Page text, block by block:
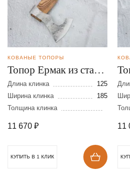
КОВАНЫЕ ТОПОРЫ
Топор Ермак из стали
9ХС
Длина клинка
125
Ширина клинка
185
Толщина клинка
11 670 ₽
КУПИТЬ В 1 КЛИК
11